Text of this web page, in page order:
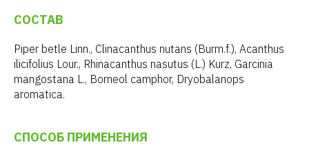
СОСТАВ
Piper betle Linn., Clinacanthus nutans (Burm.f.), Acanthus
ilicifolius Lour., Rhinacanthus nasutus (L.) Kurz, Garcinia
mangostana L., Borneol camphor, Dryobalanops
aromatica.
СПОСОБ ПРИМЕНЕНИЯ